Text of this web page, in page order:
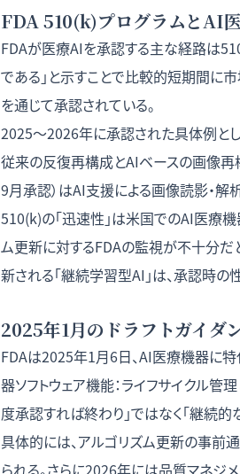
FDA 510(k)プログラムとAI
FDAが医療AIを承認する主な経路は
である」と示すことで比較的短期間に
を通じて承認されている。
2025〜2026年に承認された具体例とし
従来の反復再構成とAIベースの画像
9月承認）はAI支援による画像読影・解
510(k)の「迅速性」は米国でのAI医療
ム更新に対するFDAの監視が不十分だ
新される「継続学習型AI」は、承認時
2025年1月のドラフトガイダ
FDAは2025年1月6日、AI医療機器に特
器ソフトウェア機能：ライフサイクル管
度承認すれば終わり」ではなく「継続
具体的には、アルゴリズム更新の事前
られる。さらに2026年には品質マネジ